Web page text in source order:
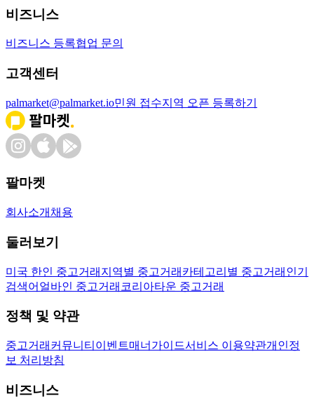
비즈니스
비즈니스 등록협업 문의
고객센터
palmarket@palmarket.io민원 접수지역 오픈 등록하기
팔마켓
회사소개 채용
둘러보기
미국 한인 중고거래 지역별 중고거래 카테고리별 중고거래 인기
검색어 얼바인 중고거래 코리아타운 중고거래
정책 및 약관
중고거래 커뮤니티 이벤트매너가이드서비스 이용약관개인정
보 처리방침
비즈니스